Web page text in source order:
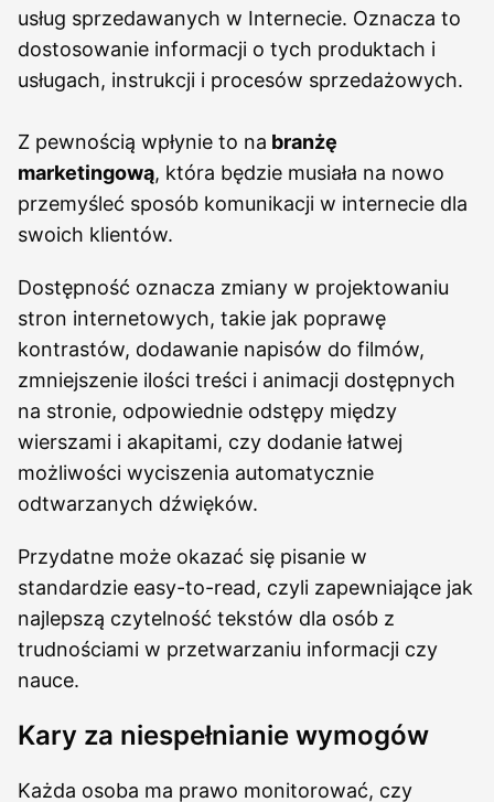
usług sprzedawanych w Internecie. Oznacza to
dostosowanie informacji o tych produktach i
usługach, instrukcji i procesów sprzedażowych.
Z pewnością wpłynie to na branżę
marketingową, która będzie musiała na nowo
przemyśleć sposób komunikacji w internecie dla
swoich klientów.
Dostępność oznacza zmiany w projektowaniu
stron internetowych, takie jak poprawę
kontrastów, dodawanie napisów do filmów,
zmniejszenie ilości treści i animacji dostępnych
na stronie, odpowiednie odstępy między
wierszami i akapitami, czy dodanie łatwej
możliwości wyciszenia automatycznie
odtwarzanych dźwięków.
Przydatne może okazać się pisanie w
standardzie easy-to-read, czyli zapewniające jak
najlepszą czytelność tekstów dla osób z
trudnościami w przetwarzaniu informacji czy
nauce.
Kary za niespełnianie wymogów
Każda osoba ma prawo monitorować, czy